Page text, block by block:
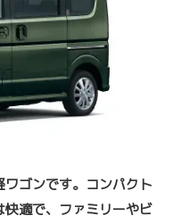
ゴンです。コンパクト
適で、ファミリーやビ